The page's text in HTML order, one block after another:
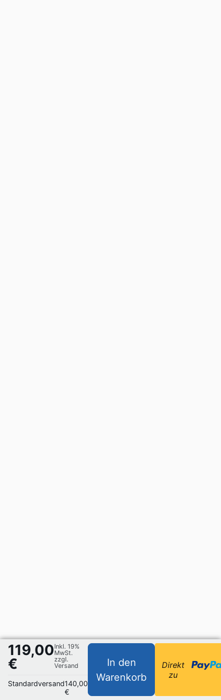
119,00
€
Inkl. 19%
MwSt.
zzgl.
Versand
Standardversand140,00
€
In den
Warenkorb
Direkt
zu